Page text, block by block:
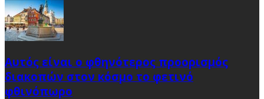
Αυτός είναι ο φθηνότερος προορισμός
διακοπών στον κόσμο το φετινό
φθινόπωρο